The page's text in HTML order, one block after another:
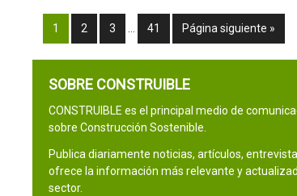
1 2 3 41 Página siguiente »
SOBRE CONSTRUIBLE
CONSTRUIBLE es el principal medio de
sobre Construcción Sostenible.
Publica diariamente noticias, artículos,
ofrece la información más relevante y
sector.